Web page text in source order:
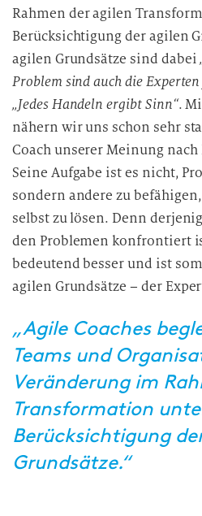
Rahmen der agilen
Berücksichtigung der agilen
agilen Grundsätze sind dabei
Problem sind auch die
„Jedes Handeln ergibt Sinn“.
nähern wir uns schon sehr
Coach unserer Meinung
Seine Aufgabe ist es nicht,
sondern andere zu
selbst zu lösen. Denn
den Problemen konfrontiert
bedeutend besser und ist
agilen Grundsätze – der
„Agile Coaches
Teams und
Veränderung im
Transformation
Berücksichtigung
Grundsätze.“